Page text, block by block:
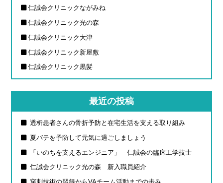
仁誠会クリニックながみね
仁誠会クリニック光の森
仁誠会クリニック大津
仁誠会クリニック新屋敷
仁誠会クリニック黒髪
最近の投稿
透析患者さんの骨折予防と在宅生活を支える取り組み
夏バテを予防して元気に過ごしましょう
「いのちを支えるエンジニア」―仁誠会の臨床工学技士―
仁誠会クリニック光の森 新入職員紹介